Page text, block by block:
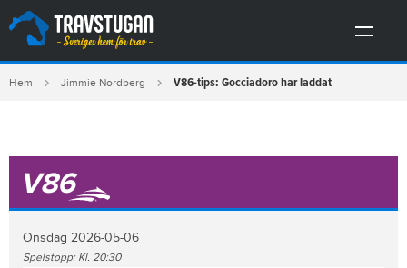
Hem Jimmie Nordberg V86-tips: Gocciadoro har laddat
V86
Onsdag 2026-05-06
Spelstopp: Kl. 20:30